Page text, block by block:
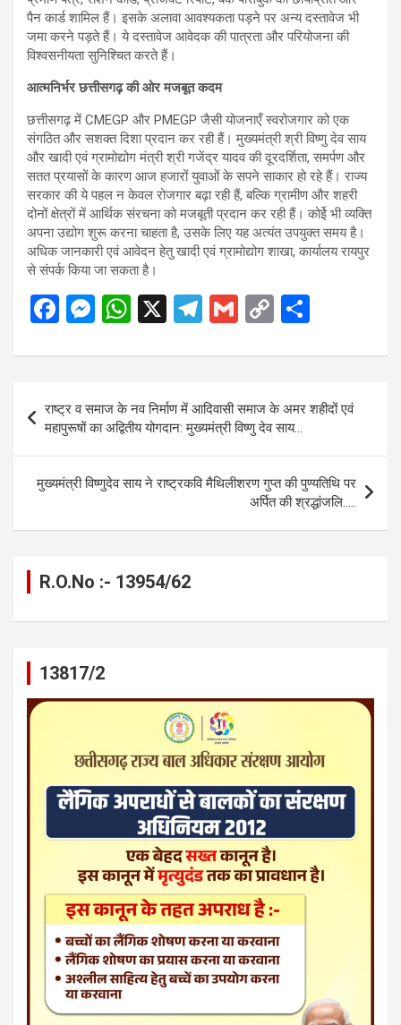
पैन कार्ड शामिल हैं। इसके अलावा आवश्यकता पड़ने पर अन्य दस्तावेज भी
जमा करने पड़ते हैं। ये दस्तावेज आवेदक की पात्रता और परियोजना की
विश्वसनीयता सुनिश्चित करते हैं।
आत्मनिर्भर छत्तीसगढ़ की ओर मजबूत कदम
छत्तीसगढ़ में CMEGP और PMEGP जैसी योजनाएँ स्वरोजगार को एक
संगठित और सशक्त दिशा प्रदान कर रही हैं। मुख्यमंत्री श्री विष्णु देव साय
और खादी एवं ग्रामोद्योग मंत्री श्री गजेंद्र यादव की दूरदर्शिता, समर्पण और
सतत प्रयासों के कारण आज हजारों युवाओं के सपने साकार हो रहे हैं। राज्य
सरकार की ये पहल न केवल रोजगार बढ़ा रही हैं, बल्कि ग्रामीण और शहरी
दोनों क्षेत्रों में आर्थिक संरचना को मजबूती प्रदान कर रही हैं। कोईे भी व्यक्ति
अपना उद्योग शुरू करना चाहता है, उसके लिए यह अत्यंत उपयुक्त समय है।
अधिक जानकारी एवं आवेदन हेतु खादी एवं ग्रामोद्योग शाखा, कार्यालय रायपुर
से संपर्क किया जा सकता है।
F
ce
o
o
k
M
se
g
er
W
at
A
p
p
X
T
e
gr
a
m
G
ail
C
py
n
k
ar
e
navigation
राष्ट्र व समाज के नव निर्माण में आदिवासी समाज के अमर शहीदों एवं
महापुरूषों का अद्वितीय योगदान: मुख्यमंत्री विष्णु देव साय…
मुख्यमंत्री विष्णुदेव साय ने राष्ट्रकवि मैथिलीशरण गुप्त की पुण्यतिथि पर
अर्पित की श्रद्धांजलि…..
R.O.No :- 13954/62
13817/2